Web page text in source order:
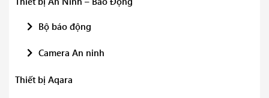
Bộ báo động
Camera An ninh
Thiết bị Aqara